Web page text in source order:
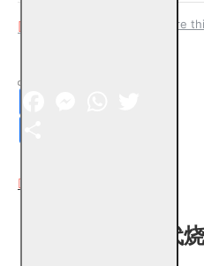
Compare
代